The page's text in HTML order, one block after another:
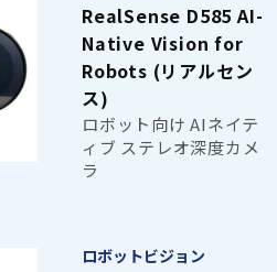
RealSense D585 AI-
Native Vision for
Robots (リアルセン
ス)
ロボット向け AIネイテ
ィブ ステレオ深度カメ
ラ
ロボットビジョン